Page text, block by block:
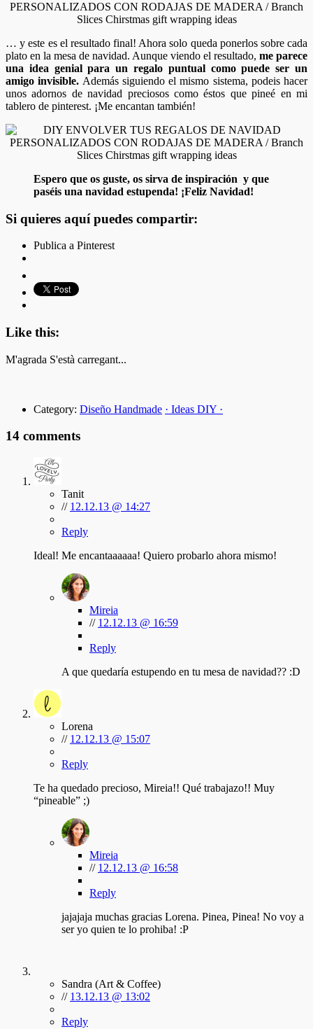
… y este es el resultado final! Ahora solo queda ponerlos sobre cada
plato en la mesa de navidad. Aunque viendo el resultado, me parece
una idea genial para un regalo puntual como puede ser un
amigo invisible. Además siguiendo el mismo sistema, podeis hacer
unos adornos de navidad preciosos como éstos que pineé en mi
tablero de pinterest. ¡Me encantan también!
Espero que os guste, os sirva de inspiración y que
paséis una navidad estupenda! ¡Feliz Navidad!
Si quieres aquí puedes compartir:
Publica a Pinterest
Like this:
M'agrada S'està carregant...
Category: Diseño Handmade · Ideas DIY ·
14 comments
Tanit
// 12.12.13 @ 14:27
Reply
Ideal! Me encantaaaaaa! Quiero probarlo ahora mismo!
Mireia
// 12.12.13 @ 16:59
Reply
A que quedaría estupendo en tu mesa de navidad?? :D
Lorena
// 12.12.13 @ 15:07
Reply
Te ha quedado precioso, Mireia!! Qué trabajazo!! Muy
“pineable” ;)
Mireia
// 12.12.13 @ 16:58
Reply
jajajaja muchas gracias Lorena. Pinea, Pinea! No voy a
ser yo quien te lo prohiba! :P
Sandra (Art & Coffee)
// 13.12.13 @ 13:02
Reply